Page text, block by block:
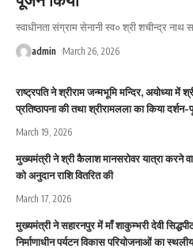
स्वाधीनता संग्राम सेनानी स्व० श्री शचीन्द्र नाथ
admin March 26, 2026
राष्ट्रपति ने श्रीराम जन्मभूमि मन्दिर, अयोध्या में
प्रतिष्ठापना की तथा श्रीरामलला का किया
March 19, 2026
मुख्यमंत्री ने श्री कैलाश मानसरोवर यात्रा करने
को अनुदान राशि वितरित की
March 17, 2026
मुख्यमंत्री ने सहारनपुर में माँ शाकुम्भरी देवी
निर्माणाधीन पर्यटन विकास परियोजनाओं का